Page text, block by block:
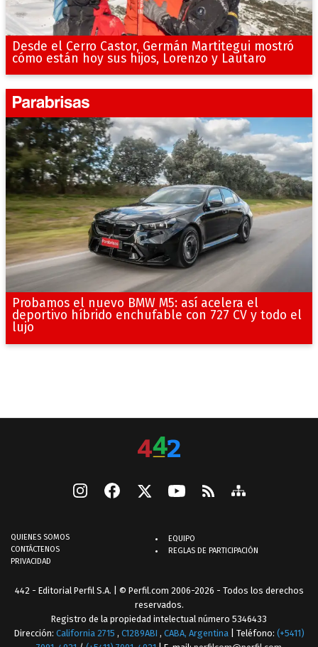
Desde el Cerro Castor, Germán Martitegui mostró
cómo están hoy sus hijos, Lorenzo y Lautaro
Probamos el nuevo BMW M5: así acelera el
deportivo híbrido enchufable con 727 CV y todo el
lujo
QUIENES SOMOS
CONTÁCTENOS
PRIVACIDAD
EQUIPO
REGLAS DE PARTICIPACIÓN
442 - Editorial Perfil S.A. | © Perfil.com 2006-2026 - Todos los derechos
reservados.
Registro de la propiedad intelectual número 5346433
Dirección: California 2715 , C1289ABI , CABA, Argentina | Teléfono: (+5411)